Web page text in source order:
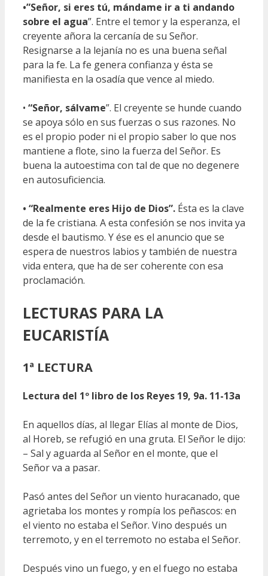
•”Señor, si eres tú, mándame ir a ti andando
sobre el agua”. Entre el temor y la esperanza, el
creyente añora la cercanía de su Señor.
Resignarse a la lejanía no es una buena señal
para la fe. La fe genera confianza y ésta se
manifiesta en la osadía que vence al miedo.
• “Señor, sálvame”. El creyente se hunde cuando
se apoya sólo en sus fuerzas o sus razones. No
es el propio poder ni el propio saber lo que nos
mantiene a flote, sino la fuerza del Señor. Es
buena la autoestima con tal de que no degenere
en autosuficiencia.
• “Realmente eres Hijo de Dios”. Ésta es la clave
de la fe cristiana. A esta confesión se nos invita ya
desde el bautismo. Y ése es el anuncio que se
espera de nuestros labios y también de nuestra
vida entera, que ha de ser coherente con esa
proclamación.
LECTURAS PARA LA
EUCARISTÍA
1ª LECTURA
Lectura del 1º libro de los Reyes 19, 9a. 11-13a
En aquellos días, al llegar Elías al monte de Dios,
al Horeb, se refugió en una gruta. El Señor le dijo:
– Sal y aguarda al Señor en el monte, que el
Señor va a pasar.
Pasó antes del Señor un viento huracanado, que
agrietaba los montes y rompía los peñascos: en
el viento no estaba el Señor. Vino después un
terremoto, y en el terremoto no estaba el Señor.
Después vino un fuego, y en el fuego no estaba